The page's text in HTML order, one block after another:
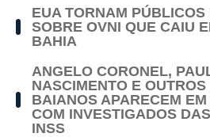
EUA TORNAM PÚBLICOS
SOBRE OVNI QUE CAIU
BAHIA
ANGELO CORONEL,
NASCIMENTO E
BAIANOS APARECEM
COM INVESTIGADOS
INSS